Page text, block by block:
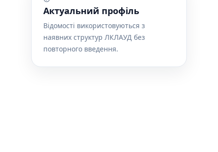
Актуальний профіль
Відомості використовуються з
наявних структур ЛКЛАУД без
повторного введення.